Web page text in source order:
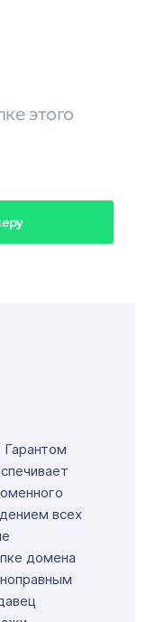
этого
Гарантом
всех
домена